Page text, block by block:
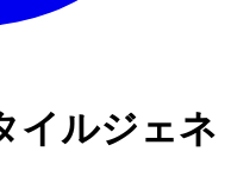
イルジェネ